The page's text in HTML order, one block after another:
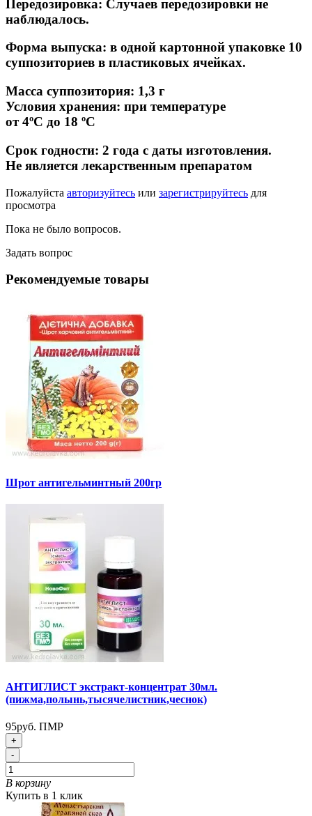
Передозировка: Случаев передозировки не
наблюдалось.
Форма выпуска: в одной картонной упаковке 10
суппозиториев в пластиковых ячейках.
Масса суппозитория: 1,3 г
Условия хранения: при температуре
от 4ºС до 18 ºС
Срок годности: 2 года с даты изготовления.
Не является лекарственным препаратом
Пожалуйста авторизуйтесь или зарегистрируйтесь для
просмотра
Пока не было вопросов.
Задать вопрос
Рекомендуемые товары
Шрот антигельминтный 200гр
АНТИГЛИСТ экстракт-концентрат 30мл.
(пижма,полынь,тысячелистник,чеснок)
95руб. ПМР
+
-
В корзину
Купить в 1 клик